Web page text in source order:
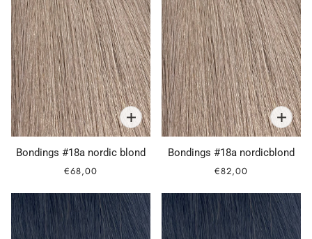
Bondings #18a nordic blond
€68,00
Bondings #18a nordicblond
€82,00